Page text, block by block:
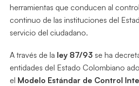
herramientas que conducen al
continuo de las instituciones del
servicio del ciudadano.
A través de la ley 87/93 se ha
entidades del Estado Colombiano
el Modelo Estándar de Control